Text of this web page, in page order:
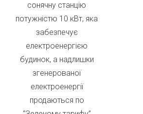
сонячну станцію
потужністю 10 кВт, яка
забезпечує
електроенергією
будинок, а надлишки
згенерованої
електроенергії
продаються по